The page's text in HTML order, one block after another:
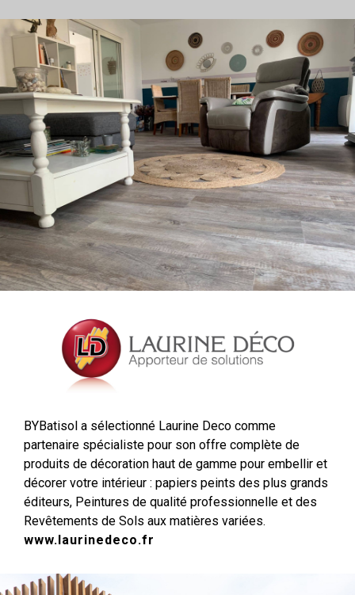
BYBatisol a sélectionné Laurine Deco comme
partenaire spécialiste pour son offre complète de
produits de décoration haut de gamme pour embellir et
décorer votre intérieur : papiers peints des plus grands
éditeurs, Peintures de qualité professionnelle et des
Revêtements de Sols aux matières variées.
www.laurinedeco.fr